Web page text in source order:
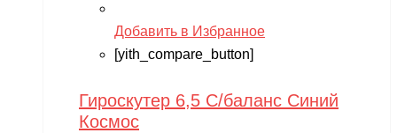
Добавить в Избранное
[yith_compare_button]
Гироскутер 6,5 С/баланс Синий
Космос